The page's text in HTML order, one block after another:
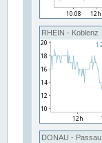
RHEIN - Koblenz
DONAU - Passau